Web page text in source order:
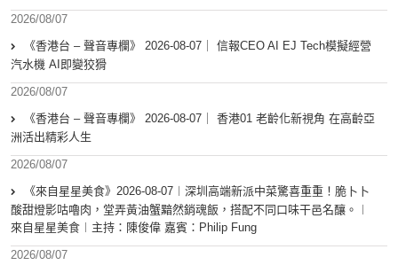
2026/08/07
《香港台 – 聲音專欄》 2026-08-07｜ 信報CEO AI EJ Tech模擬經營
汽水機 AI即變狡猾
2026/08/07
《香港台 – 聲音專欄》 2026-08-07｜ 香港01 老齡化新視角 在高齡亞
洲活出精彩人生
2026/08/07
《來自星星美食》2026-08-07︱深圳高端新派中菜驚喜重重！脆卜卜
酸甜燈影咕嚕肉，堂弄黃油蟹黯然銷魂飯，搭配不同口味干邑名釀。︱
來自星星美食︱主持：陳俊偉 嘉賓：Philip Fung
2026/08/07